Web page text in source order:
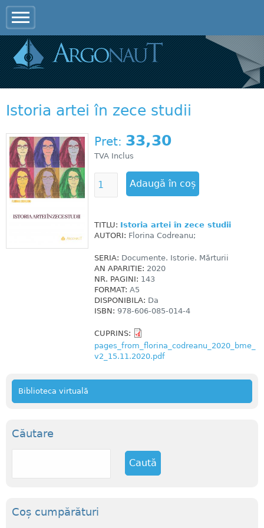
Istoria artei în zece studii
Pret: 33,30
TVA Inclus
TITLU: Istoria artei în zece studii
AUTORI: Florina Codreanu;
SERIA: Documente. Istorie. Mărturii
AN APARITIE: 2020
NR. PAGINI: 143
FORMAT: A5
DISPONIBILA: Da
ISBN: 978-606-085-014-4
CUPRINS:
pages_from_florina_codreanu_2020_bme_
v2_15.11.2020.pdf
Biblioteca virtuală
Căutare
C
Coș cumpărături